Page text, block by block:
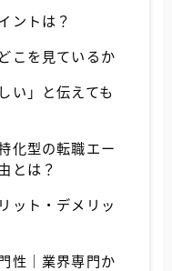
ントは？
こを見ているか
い」と伝えても
化型の転職エー
とは？
ット・デメリッ
性｜業界専門か